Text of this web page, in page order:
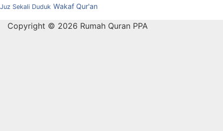
Juz Sekali Duduk Wakaf Qur'an
Copyright © 2026 Rumah Quran PPA